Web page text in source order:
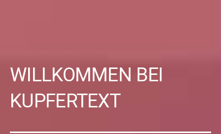
WILLKOMMEN BEI
KUPFERTEXT